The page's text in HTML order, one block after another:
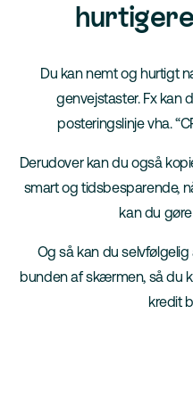
Du kan nemt og hurtigt
genvejstaster. Fx kan
posteringslinje vha.
Derudover kan du også
smart og tidsbesparende,
kan du gøre
Og så kan du
bunden af skærmen, så du
kredit